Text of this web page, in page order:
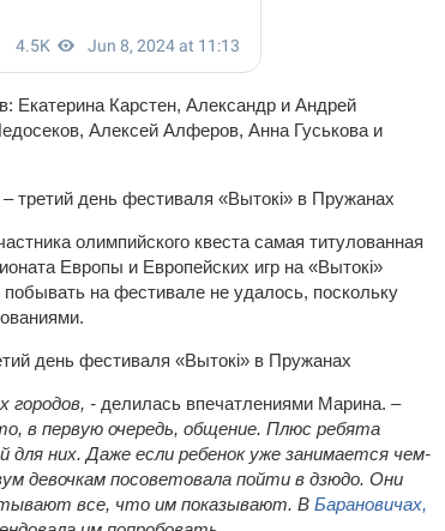
Екатерина Карстен, Александр и Андрей
Алексей Алферов, Анна Гуськова и
олимпийского квеста самая титулованная
Европы и Европейских игр на «Вытокі»
на фестивале не удалось, поскольку
городов, - делилась впечатлениями Марина. –
в первую очередь, общение. Плюс ребята
них. Даже если ребенок уже занимается чем-
девочкам посоветовала пойти в дзюдо. Они
все, что им показывают. В Барановичах,